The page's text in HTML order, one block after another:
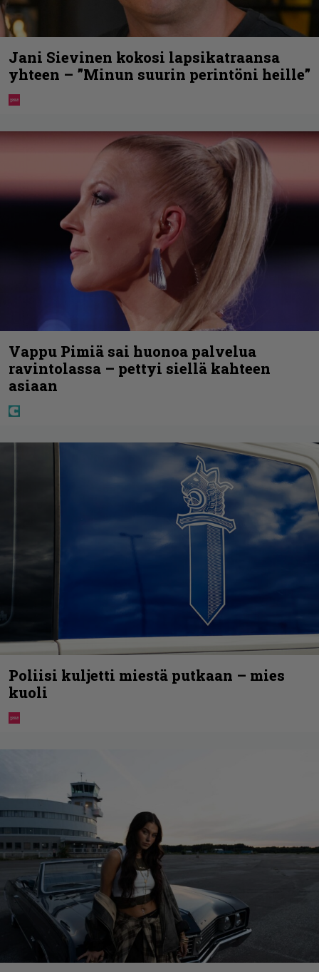
Jani Sievinen kokosi lapsikatraansa
yhteen – ”Minun suurin perintöni heille”
Vappu Pimiä sai huonoa palvelua
ravintolassa – pettyi siellä kahteen
asiaan
Poliisi kuljetti miestä putkaan – mies
kuoli